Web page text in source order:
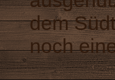
dem
noch